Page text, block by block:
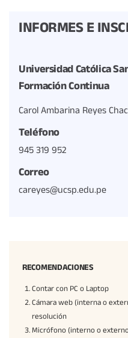
INFORMES E
Universidad Católica
Formación Continua
Carol Ambarina Reyes
Teléfono
945 319 952
Correo
careyes@ucsp.edu.pe
RECOMENDACIONES
Contar con PC o Laptop
Cámara web (interna o
resolución
Micrófono (interno o